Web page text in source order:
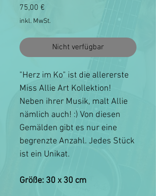
75,00 €
inkl. MwSt.
Nicht verfügbar
"Herz im Ko" ist die allererste
Miss Allie Art Kollektion!
Neben ihrer Musik, malt Allie
nämlich auch! :) Von diesen
Gemälden gibt es nur eine
begrenzte Anzahl. Jedes Stück
ist ein Unikat.
Größe: 30 x 30 cm